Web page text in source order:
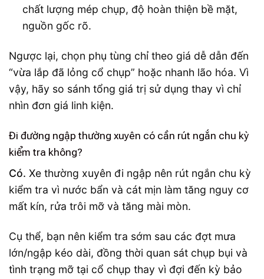
chất lượng mép chụp, độ hoàn thiện bề mặt,
nguồn gốc rõ.
Ngược lại, chọn phụ tùng chỉ theo giá dễ dẫn đến
“vừa lắp đã lỏng cổ chụp” hoặc nhanh lão hóa. Vì
vậy, hãy so sánh tổng giá trị sử dụng thay vì chỉ
nhìn đơn giá linh kiện.
Đi đường ngập thường xuyên có cần rút ngắn chu kỳ
kiểm tra không?
Có. Xe thường xuyên đi ngập nên rút ngắn chu kỳ
kiểm tra vì nước bẩn và cát mịn làm tăng nguy cơ
mất kín, rửa trôi mỡ và tăng mài mòn.
Cụ thể, bạn nên kiểm tra sớm sau các đợt mưa
lớn/ngập kéo dài, đồng thời quan sát chụp bụi và
tình trạng mỡ tại cổ chụp thay vì đợi đến kỳ bảo